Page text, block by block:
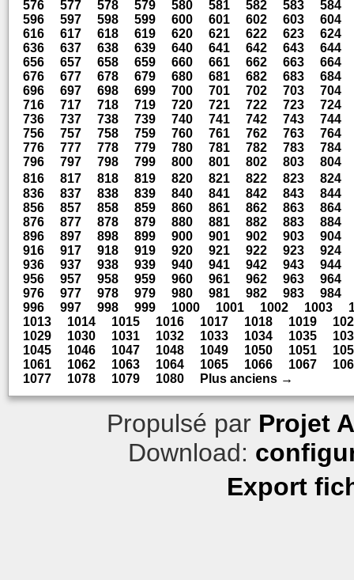
576 577 578 579 580 581 582 583
584
596
597 598 599 600 601 602 603
604
616
617 618 619 620 621 622 623
624
636
637 638 639 640 641 642 643
644
656
657 658 659 660 661 662 663
664
676
677 678 679 680 681 682 683
684
696
697 698 699 700 701 702 703
704
716
717 718 719 720 721 722 723
724
736
737 738 739 740 741 742 743
744
756
757 758 759 760 761 762 763
764
776
777 778 779 780 781 782 783
784
796
797 798 799 800 801 802 803
804
816
817 818 819 820 821 822 823
824
836
837 838 839 840 841 842 843
844
856
857 858 859 860 861 862 863
864
876
877 878 879 880 881 882 883
884
896
897 898 899 900 901 902 903
904
916
917 918 919 920 921 922 923
924
936
937 938 939 940 941 942 943
944
956
957 958 959 960 961 962 963
964
976
977 978 979 980 981 982 983
984
996
997 998 999 1000 1001 1002 1003
1013
1014 1015 1016 1017 1018 1019
1029
1030 1031 1032 1033 1034 1035
1045
1046 1047 1048 1049 1050 1051
1061
1062 1063 1064 1065 1066 1067
1077
1078 1079 1080 Plus anciens →
Propulsé par Projet
Download:
Export